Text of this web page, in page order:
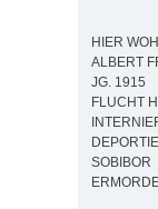
HIER
ALBERT
JG. 1915
FLUCHT
SOBIBOR